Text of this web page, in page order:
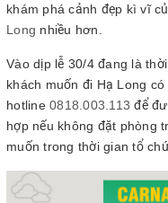
khám phá cảnh đẹp kì vĩ
Long nhiều hơn.
Vào dịp lễ 30/4 đang là
khách muốn đi Hạ Long
hotline 0818.003.113 để
hợp nếu không đặt phòng
muốn trong thời gian tổ